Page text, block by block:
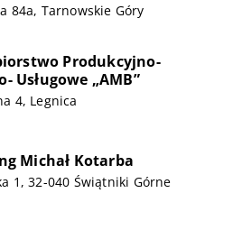
84a, Tarnowskie Góry
Produkcyjno-
Usługowe „AMB”
4, Legnica
Michał Kotarba
1, 32-040 Świątniki Górne